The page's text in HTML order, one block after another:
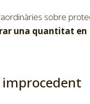
sobre
una quantitat en